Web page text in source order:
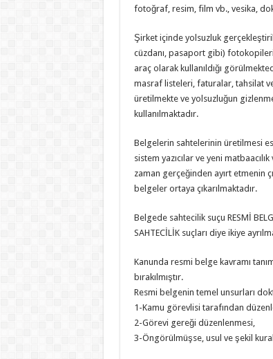
fotoğraf, resim, film vb., vesika,
Şirket içinde yolsuzluk
cüzdanı, pasaport gibi)
araç olarak kullanıldığı
masraf listeleri, faturalar, tahsilat
üretilmekte ve yolsuzluğun
kullanılmaktadır.
Belgelerin sahtelerinin üretilmesi
sistem yazıcılar ve yeni
zaman gerçeğinden ayırt etmenin
belgeler ortaya çıkarılmaktadır.
Belgede sahtecilik suçu RESMİ
SAHTECİLİK suçları diye ikiye
Kanunda resmi belge kavramı
bırakılmıştır.
Resmi belgenin temel unsurları
1-Kamu görevlisi tarafından
2-Görevi gereği düzenlenmesi,
3-Öngörülmüşse, usul ve şekil